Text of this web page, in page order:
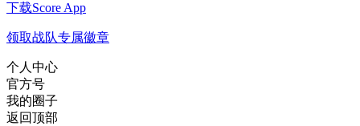
下载Score App
领取战队专属徽章
个人中心
官方号
我的圈子
返回顶部